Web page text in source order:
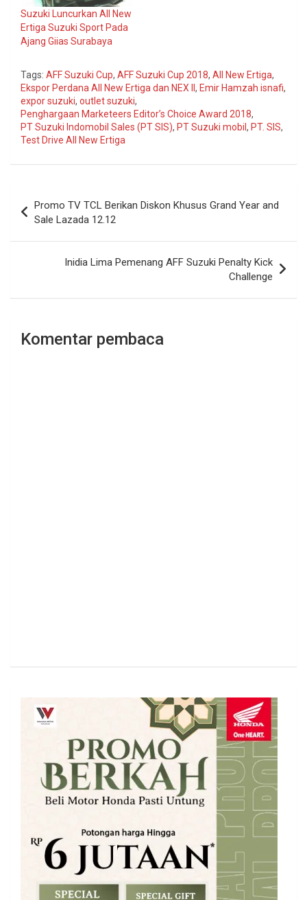
Suzuki Luncurkan All New
Ertiga Suzuki Sport Pada
Ajang Giias Surabaya
Tags: AFF Suzuki Cup, AFF Suzuki Cup 2018, All New Ertiga,
Ekspor Perdana All New Ertiga dan NEX II , Emir Hamzah isnafi,
expor suzuki, outlet suzuki,
Penghargaan Marketeers Editor’s Choice Award 2018,
PT Suzuki Indomobil Sales (PT SIS), PT Suzuki mobil , PT. SIS,
Test Drive All New Ertiga
pos
Promo TV TCL Berikan Diskon Khusus Grand Year and
Sale Lazada 12.12
Inidia Lima Pemenang AFF Suzuki Penalty Kick
Challenge
Komentar pembaca